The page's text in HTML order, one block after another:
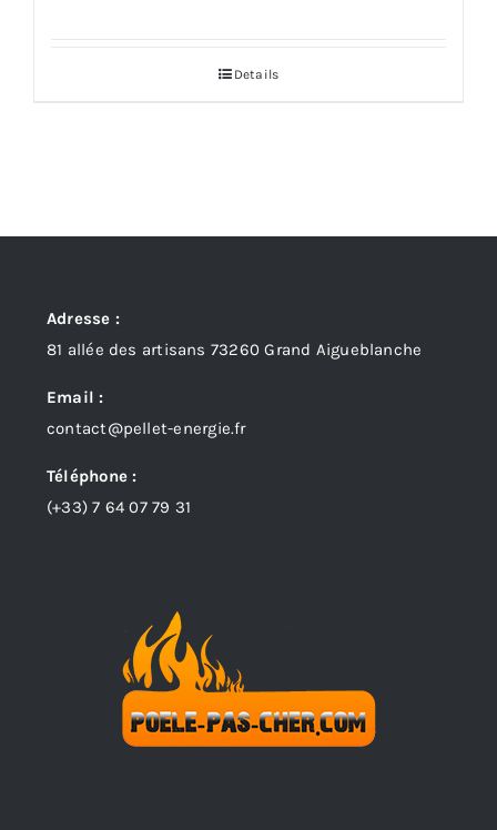
Details
Adresse :
81 allée des artisans 73260 Grand Aigueblanche
Email :
contact@pellet-energie.fr
Téléphone :
(+33)7 64 07 79 31